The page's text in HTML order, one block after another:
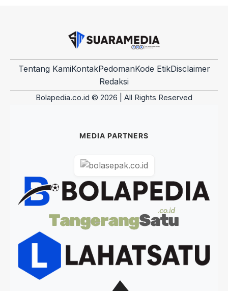
Tentang KamiKontakPedomanKode EtikDisclaimer
Redaksi
Bolapedia.co.id © 2026 | All Rights Reserved
MEDIA PARTNERS